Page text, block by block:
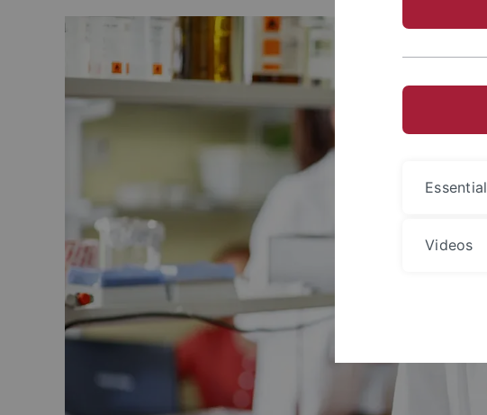
Essential
Videos